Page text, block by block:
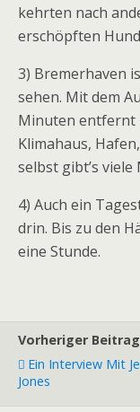
kehrten nach
erschöpften
3) Bremerhaven
sehen. Mit dem
Minuten entfernt
Klimahaus,
selbst gibt’s
4) Auch ein
drin. Bis zu den
eine Stunde.
Vorheriger Beitrag
Ein Interview Mit
Jones